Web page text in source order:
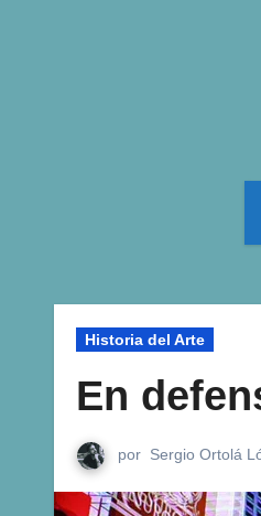
Historia del Arte
En
por Sergio Ortolá